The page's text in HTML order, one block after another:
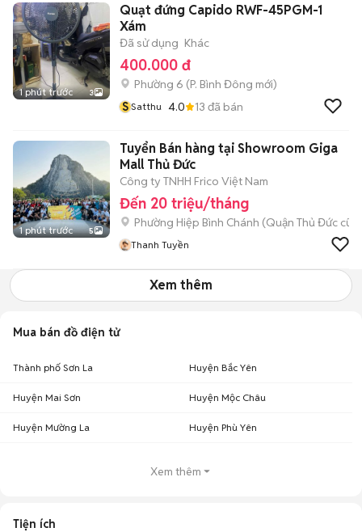
1 phút trước 3
Quạt đứng Capido RWF-45PGM-1
Xám
Đã sử dụng Khác
400.000 đ
Phường 6 (P. Bình Đông mới)
S Satthu 4.0 13 đã bán
1 phút trước 5
Tuyển Bán hàng tại Showroom Giga
Mall Thủ Đức
Công ty TNHH Frico Việt Nam
Đến 20 triệu/tháng
Phường Hiệp Bình Chánh (Quận Thủ Đức cũ)
Thanh Tuyền
Xem thêm
Mua bán đồ điện tử
Thành phố Sơn La Huyện Bắc Yên
Huyện Mai Sơn Huyện Mộc Châu
Huyện Mường La Huyện Phù Yên
Xem thêm
Tiện ích